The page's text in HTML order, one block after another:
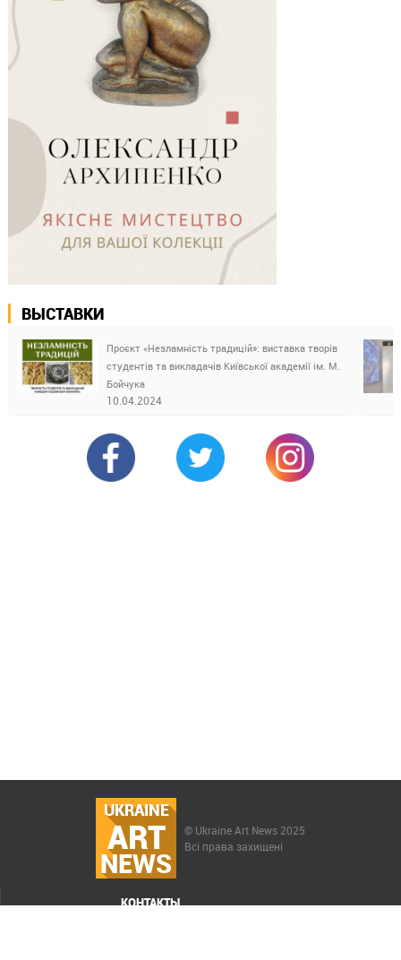
ВЫСТАВКИ
Проєкт «Незламність традицій»: виставка творів
студентів та викладачів Київської академії ім. М.
Бойчука
10.04.2024
UKRAINE
ART
NEWS
© Ukraine Art News 2025
Всі права захищені
КОНТАКТЫ